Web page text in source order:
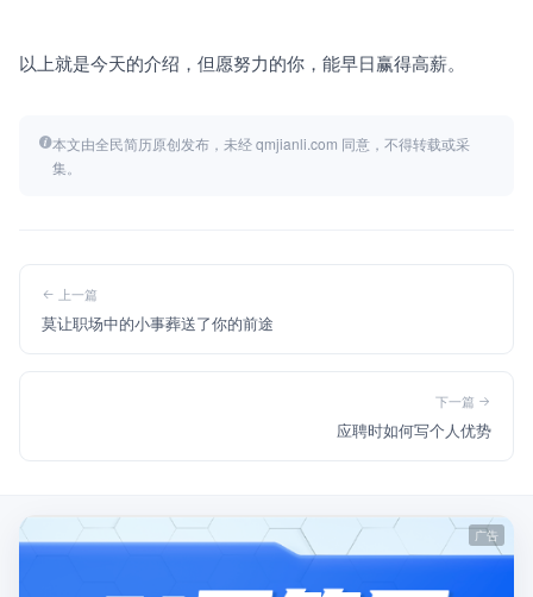
以上就是今天的介绍，但愿努力的你，能早日赢得高薪。
本文由全民简历原创发布，未经 qmjianli.com 同意，不得转载或采
集。
上一篇
莫让职场中的小事葬送了你的前途
下一篇
应聘时如何写个人优势